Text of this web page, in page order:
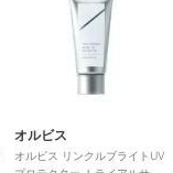
オルビス
オルビス リンクルブライトUV